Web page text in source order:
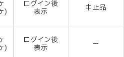
)
ログイン後
表示 中止品
)
ログイン後
表示 －